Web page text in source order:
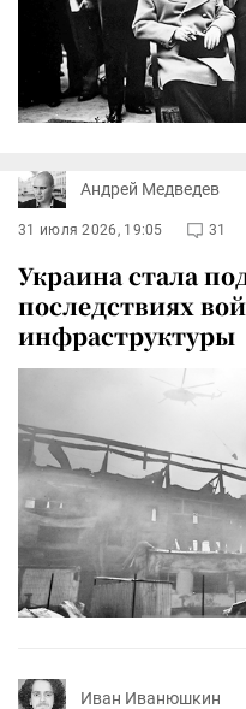
Андрей Медведев
31 июля 2026, 19:05 31
Украина стала
последствиях
инфраструктуры
Иван Иванюшкин